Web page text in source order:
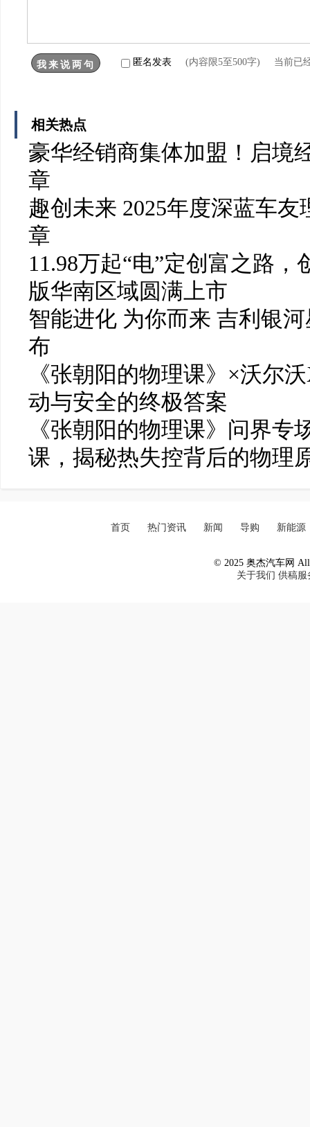
匿名发表 (内容限5至500字) 当前已
相关热点
豪华经销商集体加盟！启境
章
趣创未来 2025年度深蓝车
章
11.98万起“电”定创富之路
版华南区域圆满上市
智能进化 为你而来 吉利银
布
《张朝阳的物理课》×沃尔
动与安全的终极答案
《张朝阳的物理课》问界
课，揭秘热失控背后的物理
首页 热门资讯 新闻 导购 新能源
© 2025 奥杰汽车网 All
关于我们 供稿服